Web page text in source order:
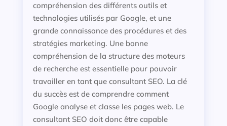
compréhension des différents outils et
technologies utilisés par Google, et une
grande connaissance des procédures et des
stratégies marketing. Une bonne
compréhension de la structure des moteurs
de recherche est essentielle pour pouvoir
travailler en tant que consultant SEO. La clé
du succès est de comprendre comment
Google analyse et classe les pages web. Le
consultant SEO doit donc être capable